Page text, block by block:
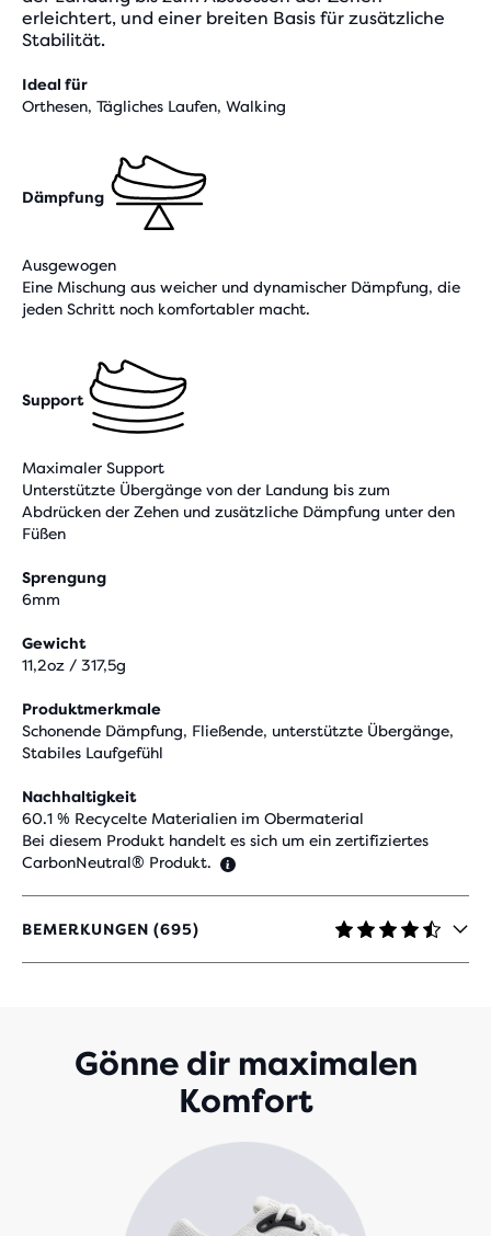
erleichtert, und einer breiten Basis für zusätzliche
Stabilität.
Ideal für
Orthesen, Tägliches Laufen, Walking
Dämpfung
Ausgewogen
Eine Mischung aus weicher und dynamischer Dämpfung, die
jeden Schritt noch komfortabler macht.
Support
Maximaler Support
Unterstützte Übergänge von der Landung bis zum
Abdrücken der Zehen und zusätzliche Dämpfung unter den
Füßen
Sprengung
6mm
Gewicht
11,2oz / 317,5g
Produktmerkmale
Schonende Dämpfung, Fließende, unterstützte Übergänge,
Stabiles Laufgefühl
Nachhaltigkeit
60.1 % Recycelte Materialien im Obermaterial
Bei diesem Produkt handelt es sich um ein zertifiziertes
CarbonNeutral® Produkt.
BEMERKUNGEN (695)
4,5
VON
BEWERTUNGEN
Gönne dir maximalen
Komfort